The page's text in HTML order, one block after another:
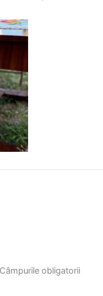
Câmpurile obligatorii